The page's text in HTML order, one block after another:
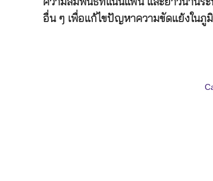
ความสัมพันธ์ที่แน่นแฟ้น และยาวนานร
อื่น ๆ เพื่อแก้ไขปัญหาความขัดแย้งในภู